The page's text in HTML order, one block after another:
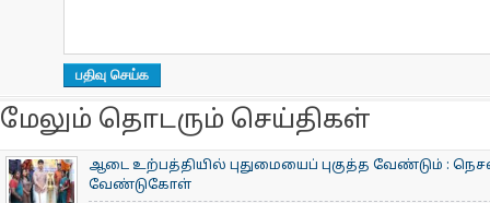
மேலும் தொடரும் செய்திகள்
ஆடை உற்பத்தியில் புதுமையைப் புகுத்த வேண்டும் :
வேண்டுகோள்